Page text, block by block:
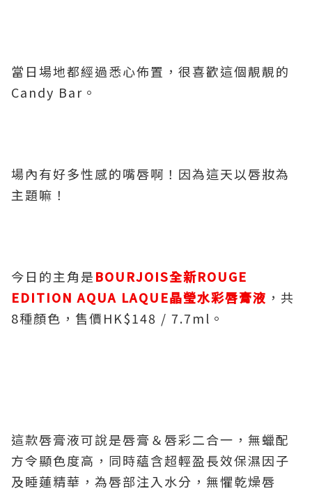
當日場地都經過悉心佈置，很喜歡這個靚靚的
Candy Bar。
場內有好多性感的嘴唇啊！因為這天以唇妝為
主題嘛！
今日的主角是BOURJOIS全新ROUGE
EDITION AQUA LAQUE晶瑩水彩唇膏液 ，共
8種顏色，售價HK$148 / 7.7ml。
這款唇膏液可說是唇膏＆唇彩二合一，無蠟配
方令顯色度高，同時蘊含超輕盈長效保濕因子
及睡蓮精華，為唇部注入水分，無懼乾燥唇